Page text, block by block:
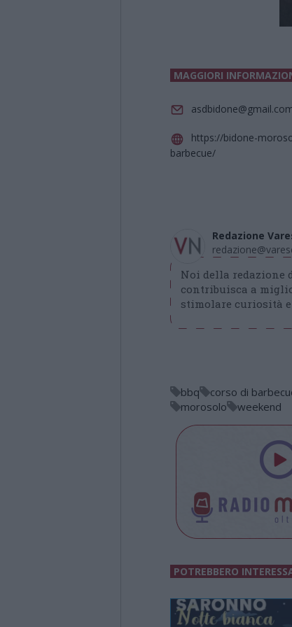
MAGGIORI
https://bidone-
barbecue/
Redazione
Noi della redazione
contribuisca a
stimolare curiosità
bbq corso di
morosolo
weekend
POTREBBERO